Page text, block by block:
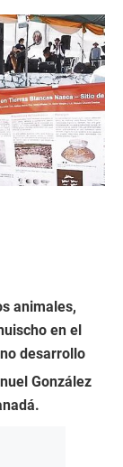
animales,
en el
desarrollo
González